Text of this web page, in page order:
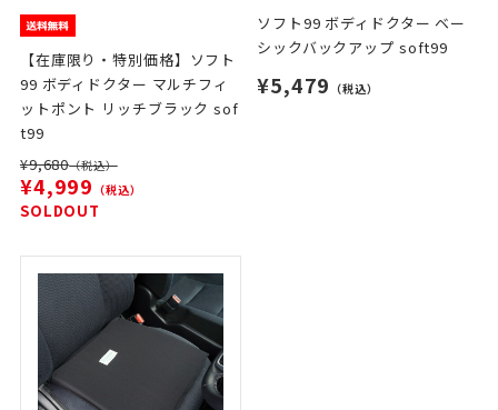
【在庫限り・特別価格】ソフト
99 ボディドクター マルチフィ
ットポント リッチブラック sof
t99
¥9,680（税込）
¥4,999 （税込）
SOLDOUT
ソフト99 ボディドクター ベー
シックバックアップ soft99
¥5,479 （税込）